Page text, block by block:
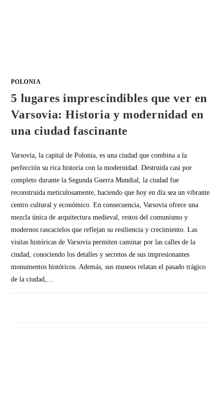
POLONIA
5 lugares imprescindibles que ver en
Varsovia: Historia y modernidad en
una ciudad fascinante
Varsovia, la capital de Polonia, es una ciudad que combina a la
perfección su rica historia con la modernidad. Destruida casi por
completo durante la Segunda Guerra Mundial, la ciudad fue
reconstruida meticulosamente, haciendo que hoy en día sea un vibrante
centro cultural y económico. En consecuencia, Varsovia ofrece una
mezcla única de arquitectura medieval, restos del comunismo y
modernos rascacielos que reflejan su resiliencia y crecimiento. Las
visitas históricas de Varsovia permiten caminar por las calles de la
ciudad, conociendo los detalles y secretos de sus impresionantes
monumentos históricos. Además, sus museos relatan el pasado trágico
de la ciudad,…